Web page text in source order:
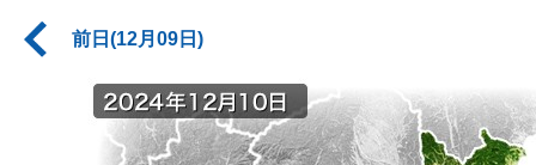
前日(12月09日)